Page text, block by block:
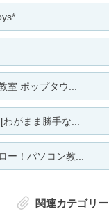
室 ポップタウ...
がまま勝手な...
ー！パソコン教...
関連カテゴリー